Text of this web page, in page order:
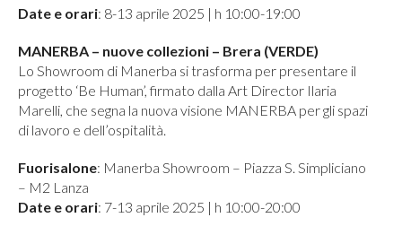
Date e orari: 8-13 aprile 2025 | h 10:00-19:00
MANERBA – nuove collezioni – Brera (VERDE)
Lo Showroom di Manerba si trasforma per presentare il
progetto ‘Be Human’, firmato dalla Art Director Ilaria
Marelli, che segna la nuova visione MANERBA per gli spazi
di lavoro e dell’ospitalità.
Fuorisalone: Manerba Showroom – Piazza S. Simpliciano
– M2 Lanza
Date e orari: 7-13 aprile 2025 | h 10:00-20:00